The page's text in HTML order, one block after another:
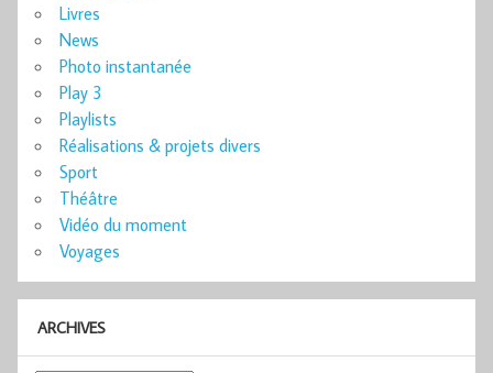
Livres
News
Photo instantanée
Play 3
Playlists
Réalisations & projets divers
Sport
Théâtre
Vidéo du moment
Voyages
ARCHIVES